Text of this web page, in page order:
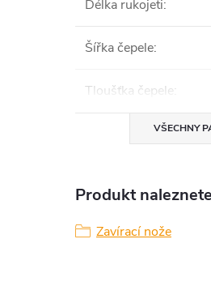
Délka rukojeti:
Šířka čepele:
Tloušťka čepele:
VŠECHNY
Produkt
Zavírací nože